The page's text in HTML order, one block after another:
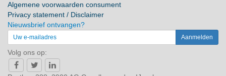
Algemene voorwaarden consument
Privacy statement / Disclaimer
Nieuwsbrief ontvangen?
Volg ons op: